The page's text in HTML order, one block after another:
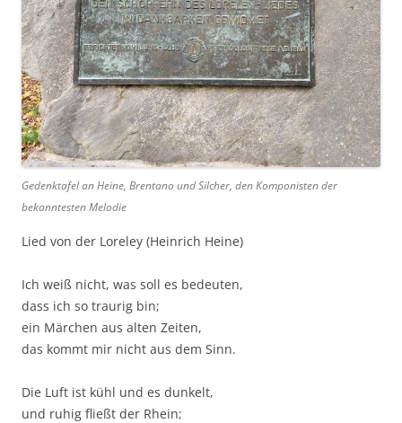
Gedenktafel an Heine, Brentano und Silcher, den Komponisten der
bekanntesten Melodie
Lied von der Loreley (Heinrich Heine)
Ich weiß nicht, was soll es bedeuten,
dass ich so traurig bin;
ein Märchen aus alten Zeiten,
das kommt mir nicht aus dem Sinn.
Die Luft ist kühl und es dunkelt,
und ruhig fließt der Rhein;